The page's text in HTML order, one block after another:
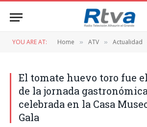
YOU ARE AT: Home » ATV » Actualidad
El tomate huevo toro fue
de la jornada
celebrada en la Casa
Gala